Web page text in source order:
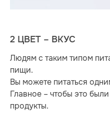
2 ЦВЕТ – ВКУС
Людям с таким типом
пищи.
Вы можете питаться
Главное – чтобы это
продукты.